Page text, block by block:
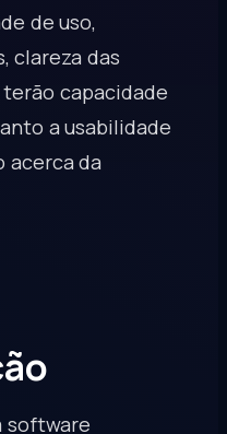
de uso,
clareza das
terão capacidade
a usabilidade
acerca da
software